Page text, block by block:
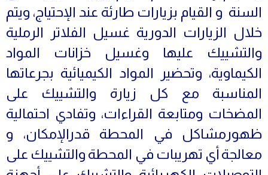
السنة و القيام بزيارات طارئة عند الإحتياج، ويتم
خلال الزيارات الدورية غسيل الفلاتر الرملية
والتشييك عليها وغسيل خزانات المواد
الكيماوية، وتحضير المواد الكيميائية بجرعاتها
المناسبة مع كل زيارة والتشييك على
المضخات ومتابعة القراءات، وتفادي احتمالية
ظهورمشاكل في المحطة قدرالإمكان، و
معالجة أي تهريبات في المحطة والتشييك على